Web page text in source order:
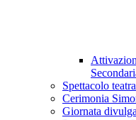
Spettacolo
Cerimonia
Giornata